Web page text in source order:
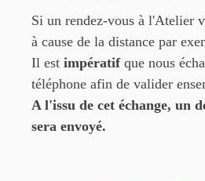
Si un rendez-vous à l'Atelier
à cause de la distance par
Il est impératifque nous
téléphone afin de valider
A l'issu de cet échange, un
sera envoyé.